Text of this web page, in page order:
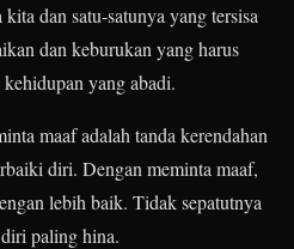
dan satu-satunya yang tersisa
dan keburukan yang harus
yang abadi.
maaf adalah tanda kerendahan
diri. Dengan meminta maaf,
lebih baik. Tidak sepatutnya
paling hina.